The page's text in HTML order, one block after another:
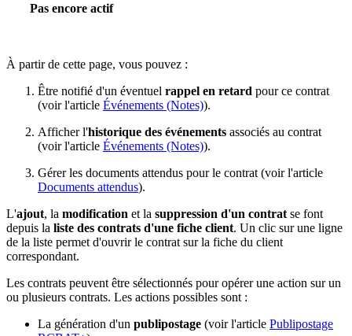
Pas encore actif
À partir de cette page, vous pouvez :
Être notifié d'un éventuel rappel en retard pour ce contrat
(voir l'article Événements (Notes)).
Afficher l'historique des événements associés au contrat
(voir l'article Événements (Notes)).
Gérer les documents attendus pour le contrat (voir l'article
Documents attendus).
L'ajout, la modification et la suppression d'un contrat se font
depuis la liste des contrats d'une fiche client. Un clic sur une ligne
de la liste permet d'ouvrir le contrat sur la fiche du client
correspondant.
Les contrats peuvent être sélectionnés pour opérer une action sur un
ou plusieurs contrats. Les actions possibles sont :
La génération d'un publipostage (voir l'article Publipostage